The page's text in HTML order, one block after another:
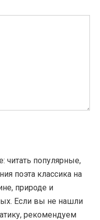
читать популярные,
поэта классика на
природе и
Если вы не нашли
рекомендуем